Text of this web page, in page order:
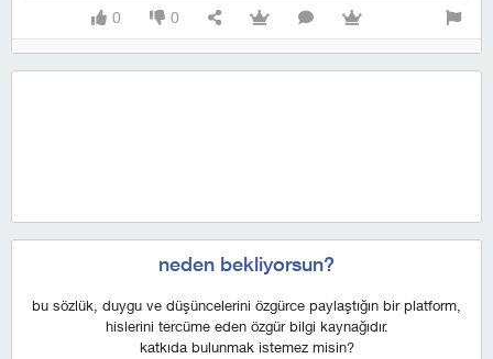
0 0
neden bekliyorsun?
bu sözlük, duygu ve düşüncelerini özgürce paylaştığın bir platform,
hislerini tercüme eden özgür bilgi kaynağıdır.
katkıda bulunmak istemez misin?